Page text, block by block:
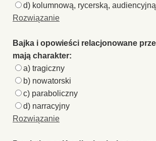
d) kolumnową, rycerską, audiencyjną
Rozwiązanie
Bajka i opowieści relacjonowane
mają charakter:
a) tragiczny
b) nowatorski
c) paraboliczny
d) narracyjny
Rozwiązanie